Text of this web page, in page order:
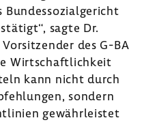
Bundes­so­zi­al­ge­richt
sagte Dr.
des G-BA
Wirt­schaft­lich­keit
kann nicht durch
sondern
gewähr­leistet